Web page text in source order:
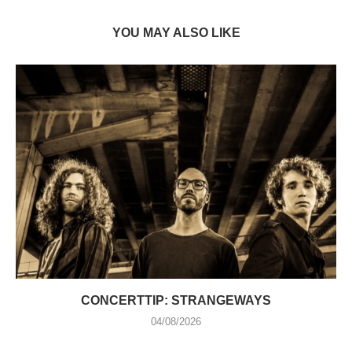
YOU MAY ALSO LIKE
CONCERTTIP: STRANGEWAYS
04/08/2026